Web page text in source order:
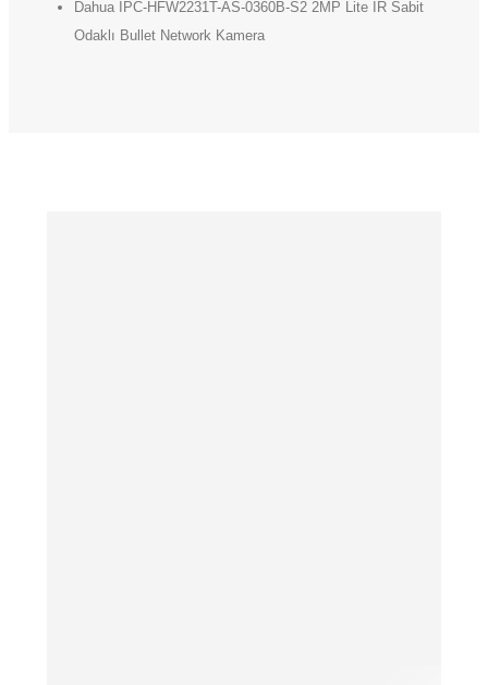
Dahua IPC-HFW2231T-AS-0360B-S2 2MP Lite IR Sabit
Odaklı Bullet Network Kamera